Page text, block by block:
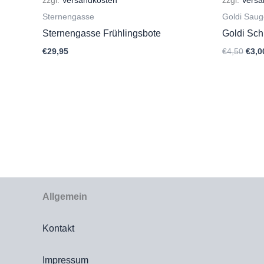
Sternengasse
Sternengasse Frühlingsbote
€29,95
Goldi
Goldi
€4,50 €
Allgemein
Kontakt
Impressum